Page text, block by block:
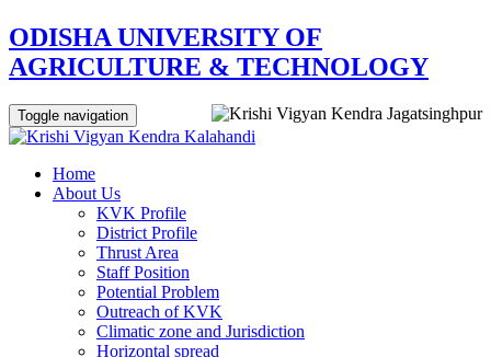
ODISHA UNIVERSITY OF
AGRICULTURE & TECHNOLOGY
Toggle navigation
Home
About Us
KVK Profile
District Profile
Thrust Area
Staff Position
Potential Problem
Outreach of KVK
Climatic zone and Jurisdiction
Horizontal spread